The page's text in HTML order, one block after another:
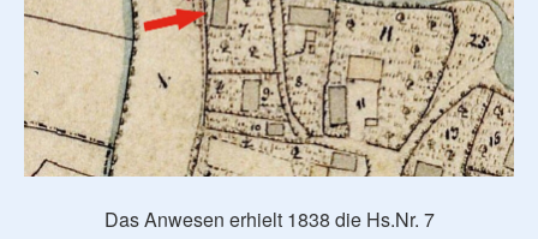
Das Anwesen erhielt 1838 die Hs.Nr. 7